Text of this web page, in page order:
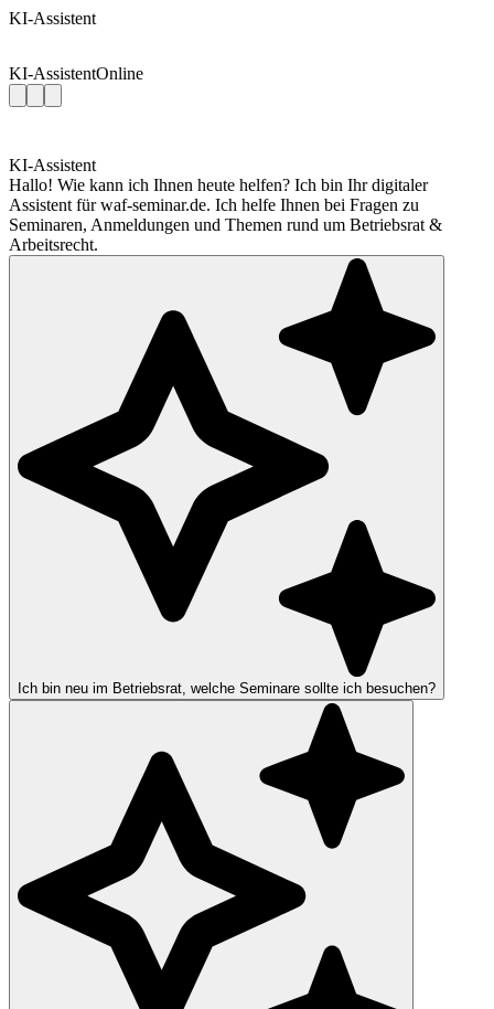
KI-Assistent
KI-AssistentOnline
KI-Assistent
Hallo! Wie kann ich Ihnen heute helfen? Ich bin Ihr digitaler
Assistent für waf-seminar.de. Ich helfe Ihnen bei Fragen zu
Seminaren, Anmeldungen und Themen rund um Betriebsrat &
Arbeitsrecht.
Ich bin neu im Betriebsrat, welche Seminare sollte ich besuchen?